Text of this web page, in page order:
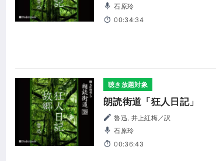
石原玲
00:34:34
聴き放題対象
朗読街道「狂人日記」
魯迅, 井上紅梅／訳
石原玲
00:36:43